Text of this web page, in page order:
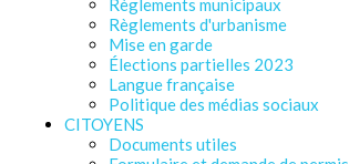
Règlements municipaux
Règlements d'urbanisme
Mise en garde
Élections partielles 2023
Langue française
Politique des médias sociaux
CITOYENS
Documents utiles